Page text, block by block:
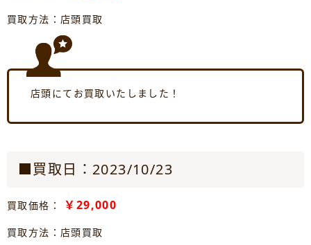
買取方法：店頭買取
店頭にてお買取いたしました！
■買取日：2023/10/23
買取価格： ￥29,000
買取方法：店頭買取